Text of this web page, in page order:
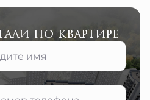
по квартире